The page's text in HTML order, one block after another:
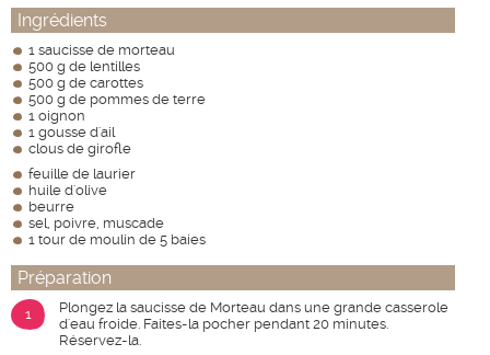
Ingrédients
1 saucisse de morteau
500 g de lentilles
500 g de carottes
500 g de pommes de terre
1 oignon
1 gousse d'ail
clous de girofle
feuille de laurier
huile d'olive
beurre
sel, poivre, muscade
1 tour de moulin de 5 baies
Préparation
1
Plongez la saucisse de Morteau dans une grande casserole
d'eau froide. Faites-la pocher pendant 20 minutes.
Réservez-la.